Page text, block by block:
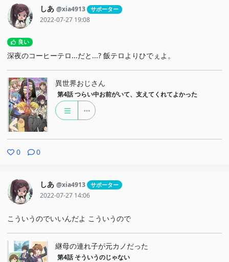
しあ @xia4913 サポーター
2022-07-27 19:08
良い
深夜のコーヒーテロ...だと...? 飯テロよりひでぇよ。
異世界おじさん
第4話 つらい中お前がいて、支えてくれてよかった
0 0
しあ @xia4913 サポーター
2022-07-27 14:06
こういうのでいいんだよ こういうので
継母の連れ子が元カノだった
第4話 そういうのじゃない